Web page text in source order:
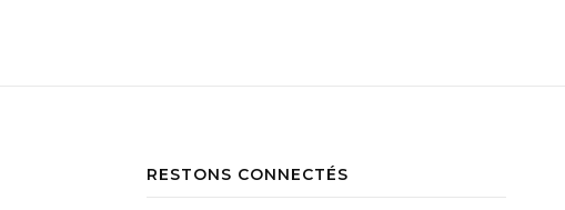
RESTONS CONNECTÉS